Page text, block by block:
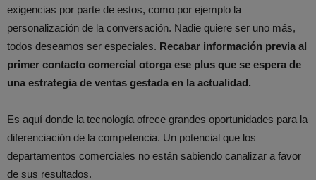
exigencias por parte de estos, como por ejemplo la
personalización de la conversación. Nadie quiere ser uno más,
todos deseamos ser especiales. Recabar información previa al
primer contacto comercial otorga ese plus que se espera de
una estrategia de ventas gestada en la actualidad.
Es aquí donde la tecnología ofrece grandes oportunidades para la
diferenciación de la competencia. Un potencial que los
departamentos comerciales no están sabiendo canalizar a favor
de sus resultados.